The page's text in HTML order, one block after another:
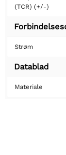
(TCR) (+/-)
Strøm
Datablad
Materiale